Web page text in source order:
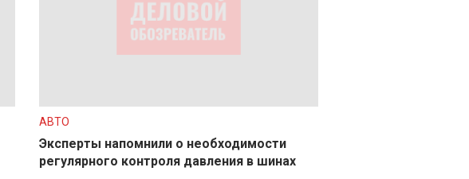
АВТО
Эксперты напомнили о необходимости
регулярного контроля давления в шинах